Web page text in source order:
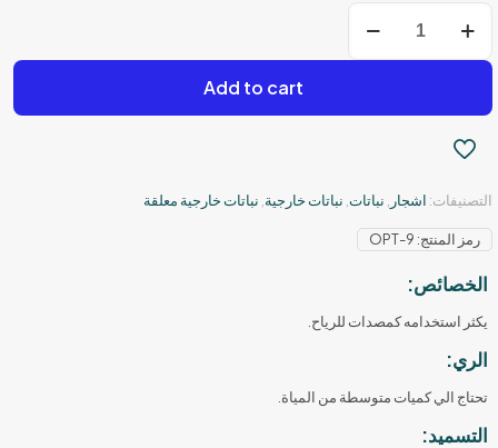
كمية
سرو
Add to cart
التصنيفات: اشجار نباتات نباتات خارجية نباتات خارجية معلقة
رمز المنتج: OPT-9
الخصائص:
يكثر استخدامه كمصدات للرياح.
الري:
تحتاج الي كميات متوسطة من المياة.
التسميد: